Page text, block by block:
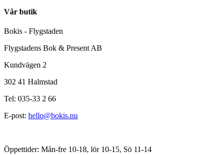
Vår butik
Bokis - Flygstaden
Flygstadens Bok & Present AB
Kundvägen 2
302 41 Halmstad
Tel: 035-33 2 66
E-post: hello@bokis.nu
Öppettider: Mån-fre 10-18, lör 10-15, Sö 11-14